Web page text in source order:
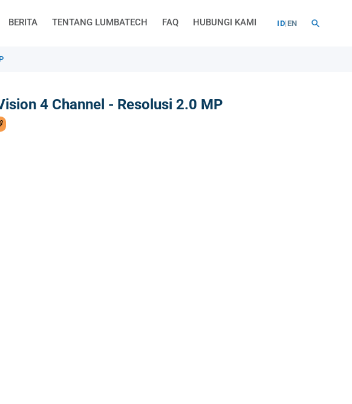
BERITA TENTANG LUMBATECH FAQ HUBUNGI KAMI ID|EN
4 Channel - Resolusi 2.0 MP